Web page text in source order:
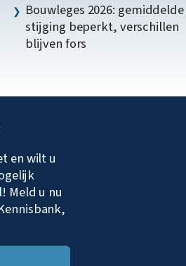
Bouwleges 2026: gemiddelde
stijging beperkt, verschillen
blijven fors
en wilt u
Meld u nu